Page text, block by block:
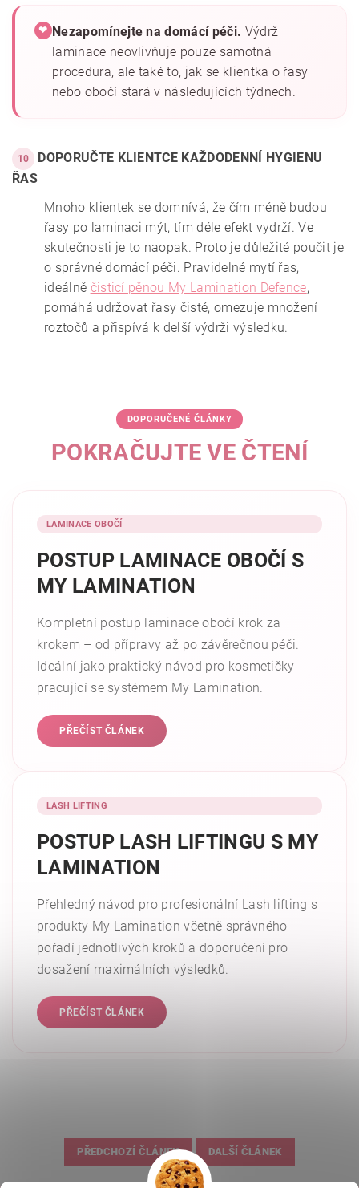
❤ Nezapomínejte na domácí péči. Výdrž
laminace neovlivňuje pouze samotná
procedura, ale také to, jak se klientka o řasy
nebo obočí stará v následujících týdnech.
10
DOPORUČTE KLIENTCE KAŽDODENNÍ HYGIENU
ŘAS
Mnoho klientek se domnívá, že čím méně budou
řasy po laminaci mýt, tím déle efekt vydrží. Ve
skutečnosti je to naopak. Proto je důležité poučit je
o správné domácí péči. Pravidelné mytí řas,
ideálně čisticí pěnou My Lamination Defence,
pomáhá udržovat řasy čisté, omezuje množení
roztočů a přispívá k delší výdrži výsledku.
DOPORUČENÉ ČLÁNKY
POKRAČUJTE VE ČTENÍ
LAMINACE OBOČÍ
POSTUP LAMINACE OBOČÍ S
MY LAMINATION
Kompletní postup laminace obočí krok za
krokem – od přípravy až po závěrečnou péči.
Ideální jako praktický návod pro kosmetičky
pracující se systémem My Lamination.
PŘEČÍST ČLÁNEK
LASH LIFTING
POSTUP LASH LIFTINGU S MY
LAMINATION
Přehledný návod pro profesionální Lash lifting s
produkty My Lamination včetně správného
pořadí jednotlivých kroků a doporučení pro
dosažení maximálních výsledků.
PŘEČÍST ČLÁNEK
PŘEDCHOZÍ ČLÁNEK DALŠÍ ČLÁNEK